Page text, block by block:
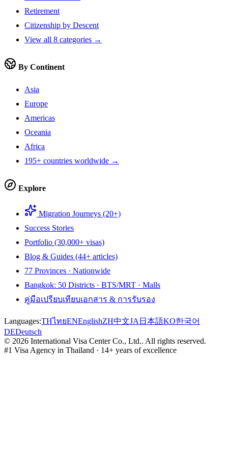
Retirement
Citizenship by Descent
View all 8 categories →
By Continent
Asia
Europe
Americas
Oceania
Africa
195+ countries worldwide →
Explore
Migration Journeys (20+)
Success Stories
Portfolio (30,000+ visas)
Blog & Guides (44+ articles)
77 Provinces · Nationwide
Bangkok: 50 Districts · BTS/MRT · Malls
คู่มือเปรียบเทียบเอกสาร & การรับรอง
Languages:THไทยENEnglishZH中文JA 日本語KO한국어
DEDeutsch
© 2026 International Visa Center Co., Ltd.. All rights reserved.
#1 Visa Agency in Thailand · 14+ years of excellence